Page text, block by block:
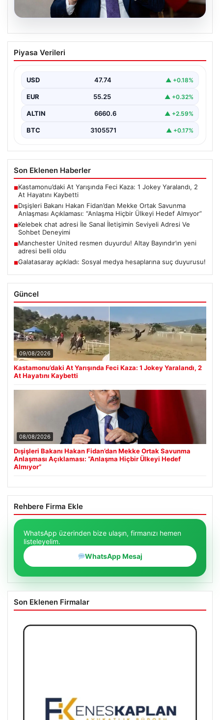
08.08.2026
Dışişleri Bakanı Hakan Fidan’dan Mekke
Ortak Savunma Anlaşması Açıklaması:
Dışişleri Bakanı Hakan Fidan, Mekke Ortak Savunma
bulundu. Bakan Fidan,…
Piyasa Verileri
USD 47.74 ▲ +0.18%
EUR 55.25 ▲ +0.32%
ALTIN 6660.6 ▲ +2.59%
BTC 3105571 ▲ +0.17%
Son Eklenen Haberler
■Kastamonu’daki At Yarışında Feci Kaza: 1 Jokey Yaralandı, 2
At Hayatını Kaybetti
■Dışişleri Bakanı Hakan Fidan’dan Mekke Ortak Savunma
Anlaşması Açıklaması: “Anlaşma Hiçbir Ülkeyi Hedef Almıyor”
■Kelebek chat adresi İle Sanal İletişimin Seviyeli Adresi Ve
Sohbet Deneyimi
■Manchester United resmen duyurdu! Altay Bayındır’ın yeni
adresi belli oldu
■Galatasaray açıkladı: Sosyal medya hesaplarına suç duyurusu!
Güncel
09/08/2026
Kastamonu’daki At Yarışında Feci Kaza: 1 Jokey Yaralandı, 2
At Hayatını Kaybetti
08/08/2026
Dışişleri Bakanı Hakan Fidan’dan Mekke Ortak Savunma
Anlaşması Açıklaması: “Anlaşma Hiçbir Ülkeyi Hedef
Almıyor”
Rehbere Firma Ekle
WhatsApp üzerinden bize ulaşın, firmanızı hemen
listeleyelim.
WhatsApp Mesaj
Son Eklenen Firmalar